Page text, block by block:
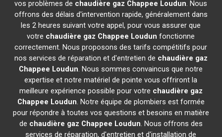
vos problèmes de chaudière gaz Chappee Loudun. Nous
offrons des délais d'intervention rapide, généralement dans
les 2 heures suivant votre appel, pour vous assurer que
votre chaudière gaz Chappee Loudun fonctionne
correctement. Nous proposons des tarifs compétitifs pour
nos services de réparation et d'entretien de chaudière gaz
Chappee Loudun. Nous sommes convaincus que notre
expertise et notre matériel de pointe vous offriront la
meilleure expérience possible pour votre chaudière gaz
Chappee Loudun. Notre équipe de plombiers est formée
pour répondre à toutes vos questions et besoins en matière
de chaudière gaz Chappee Loudun. Nous offrons des
services de réparation, d'entretien et d'installation de